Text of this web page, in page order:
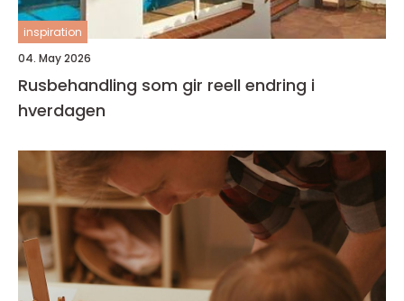
inspiration
04. May 2026
Rusbehandling som gir reell endring i
hverdagen